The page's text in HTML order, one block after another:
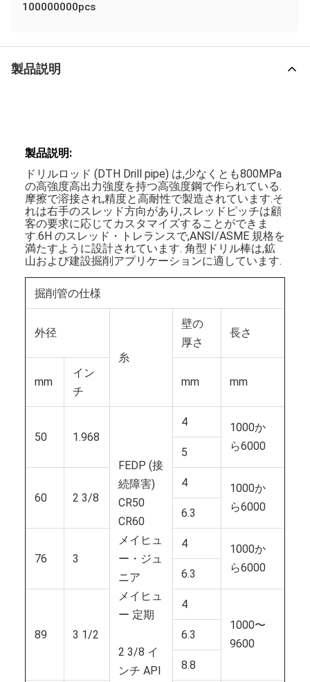
100000000pcs
製品説明
製品説明:
ドリルロッド (DTH Drill pipe) は,少なくとも800MPa
の高強度高出力強度を持つ高強度鋼で作られている.
摩擦で溶接され,精度と高耐性で製造されています.そ
れは右手のスレッド方向があり,スレッドピッチは顧
客の要求に応じてカスタマイズすることができま
す.6H のスレッド・トレランスで,ANSI/ASME 規格を
満たすように設計されています. 角型ドリル棒は,鉱
山および建設掘削アプリケーションに適しています.
掘削管の仕様
外径
糸
壁の
厚さ
長さ
mm
イン
チ
mm mm
50 1.968
FEDP (接
続障害)
CR50
CR60
メイヒュ
ー・ジュ
ニア
メイヒュ
ー 定期
2 3/8 イ
ンチ API
4
1000か
ら6000
5
60 2 3/8
4
1000か
ら6000
6.3
76 3
4
1000か
ら6000
6.3
89 3 1/2
4
1000〜
9600
6.3
8.8